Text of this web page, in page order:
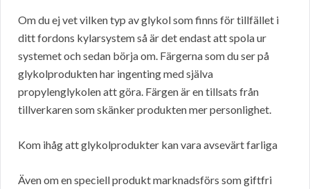
Om du ej vet vilken typ av glykol som finns för tillfället i
ditt fordons kylarsystem så är det endast att spola ur
systemet och sedan börja om. Färgerna som du ser på
glykolprodukten har ingenting med själva
propylenglykolen att göra. Färgen är en tillsats från
tillverkaren som skänker produkten mer personlighet.
Kom ihåg att glykolprodukter kan vara avsevärt farliga
Även om en speciell produkt marknadsförs som giftfri